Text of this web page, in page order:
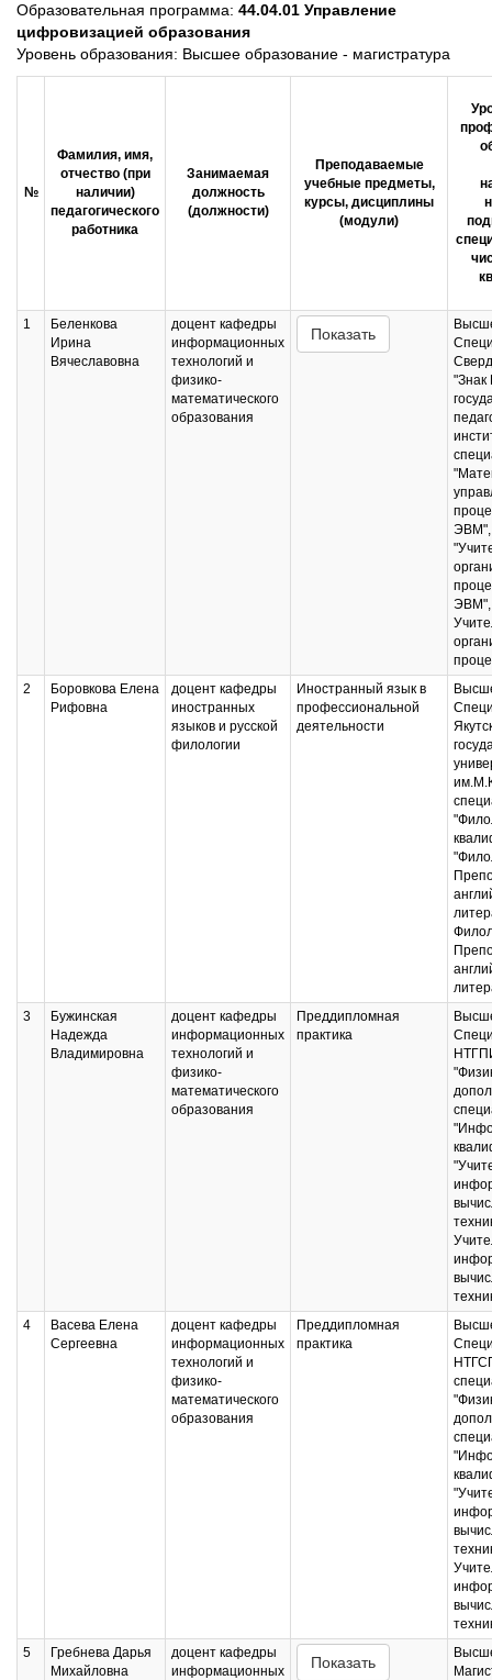
Образовательная программа: 44.04.01 Управление
цифровизацией образования
Уровень образования: Высшее образование - магистратура
№
Фамилия, имя,
отчество (при
наличии)
педагогического
работника
Занимаемая
должность
(должности)
Преподаваемые
учебные предметы,
курсы, дисциплины
(модули)
1
Беленкова
Ирина
Вячеславовна
доцент кафедры
информационных
технологий и
физико-
математического
образования
Показать
"Знак
ЭВМ",
ЭВМ",
2
Боровкова Елена
Рифовна
доцент кафедры
иностранных
языков и русской
филологии
Иностранный язык в
профессиональной
деятельности
3
Бужинская
Надежда
Владимировна
доцент кафедры
информационных
технологий и
физико-
математического
образования
Преддипломная
практика
4
Васева Елена
Сергеевна
доцент кафедры
информационных
технологий и
физико-
математического
образования
Преддипломная
практика
5
Гребнева Дарья
Михайловна
доцент кафедры
информационных
Показать